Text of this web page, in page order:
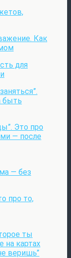
Как
для
быть
Это про
— после
— без
про то,
ты
на картах
веришь”